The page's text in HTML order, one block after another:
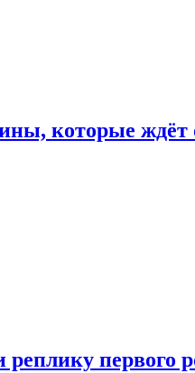
которые ждёт
первого